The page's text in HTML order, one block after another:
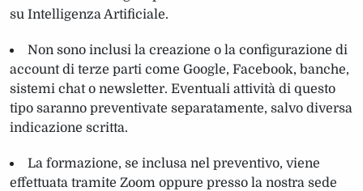
su Intelligenza Artificiale.
Non sono inclusi la creazione o la configurazione di
account di terze parti come Google, Facebook, banche,
sistemi chat o newsletter. Eventuali attività di questo
tipo saranno preventivate separatamente, salvo diversa
indicazione scritta.
La formazione, se inclusa nel preventivo, viene
effettuata tramite Zoom oppure presso la nostra sede